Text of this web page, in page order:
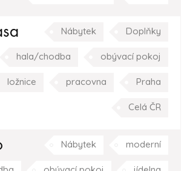
Nábytek Doplňky
hala/chodba obývací pokoj
ložnice pracovna Praha
Celá ČR
Nábytek moderní